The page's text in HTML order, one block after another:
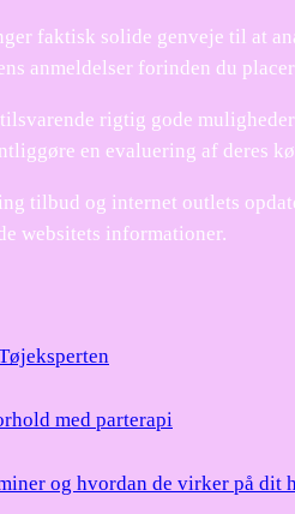
faktisk solide genveje til at
anmeldelser forinden du
rigtig gode
en evaluering af deres
tilbud og internet outlets
websitets informationer.
med parterapi
og hvordan de virker på dit